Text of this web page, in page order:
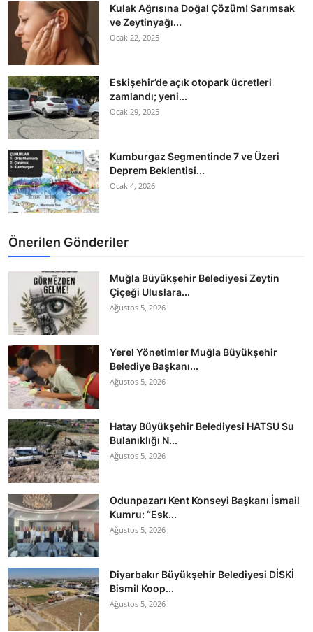
Kulak Ağrısına Doğal Çözüm! Sarımsak
ve Zeytinyağı...
Ocak 22, 2025
Eskişehir’de açık otopark ücretleri
zamlandı; yeni...
Ocak 29, 2025
Kumburgaz Segmentinde 7 ve Üzeri
Deprem Beklentisi...
Ocak 4, 2026
Önerilen Gönderiler
Muğla Büyükşehir Belediyesi Zeytin
Çiçeği Uluslara...
Ağustos 5, 2026
Yerel Yönetimler Muğla Büyükşehir
Belediye Başkanı...
Ağustos 5, 2026
Hatay Büyükşehir Belediyesi HATSU Su
Bulanıklığı N...
Ağustos 5, 2026
Odunpazarı Kent Konseyi Başkanı İsmail
Kumru: “Esk...
Ağustos 5, 2026
Diyarbakır Büyükşehir Belediyesi DİSKİ
Bismil Koop...
Ağustos 5, 2026